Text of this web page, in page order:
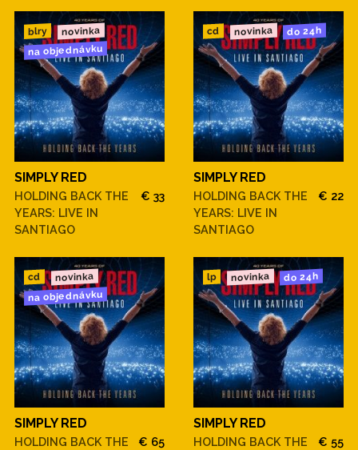
blry novinka
na objednávku
SIMPLY RED
HOLDING BACK THE
YEARS: LIVE IN
SANTIAGO
€ 33
cd novinka do 24h
SIMPLY RED
HOLDING BACK THE
YEARS: LIVE IN
SANTIAGO
€ 22
cd novinka
na objednávku
SIMPLY RED
HOLDING BACK THE
€ 65
lp novinka do 24h
SIMPLY RED
HOLDING BACK THE
€ 55